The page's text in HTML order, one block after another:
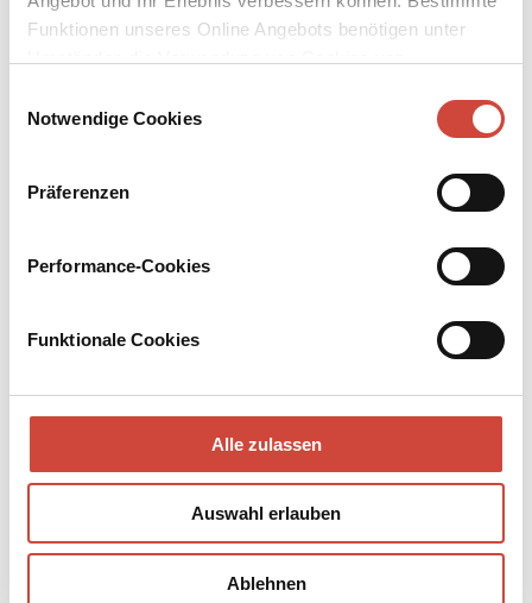
Funktionen unseres Online Angebots benötigen unter
Notwendige Cookies
Präferenzen
Performance-Cookies
Funktionale Cookies
Alle zulassen
Auswahl erlauben
Ablehnen
Lehane vollkommen neu. Zum ersten Mal schreibt er aus der
Perspektive einer Frau; es entstand ein psychologischer
Spannungsroman, ein actionreicher Thriller und eine
Spiegelkabinett, das in seiner psychologischen Raffinesse an